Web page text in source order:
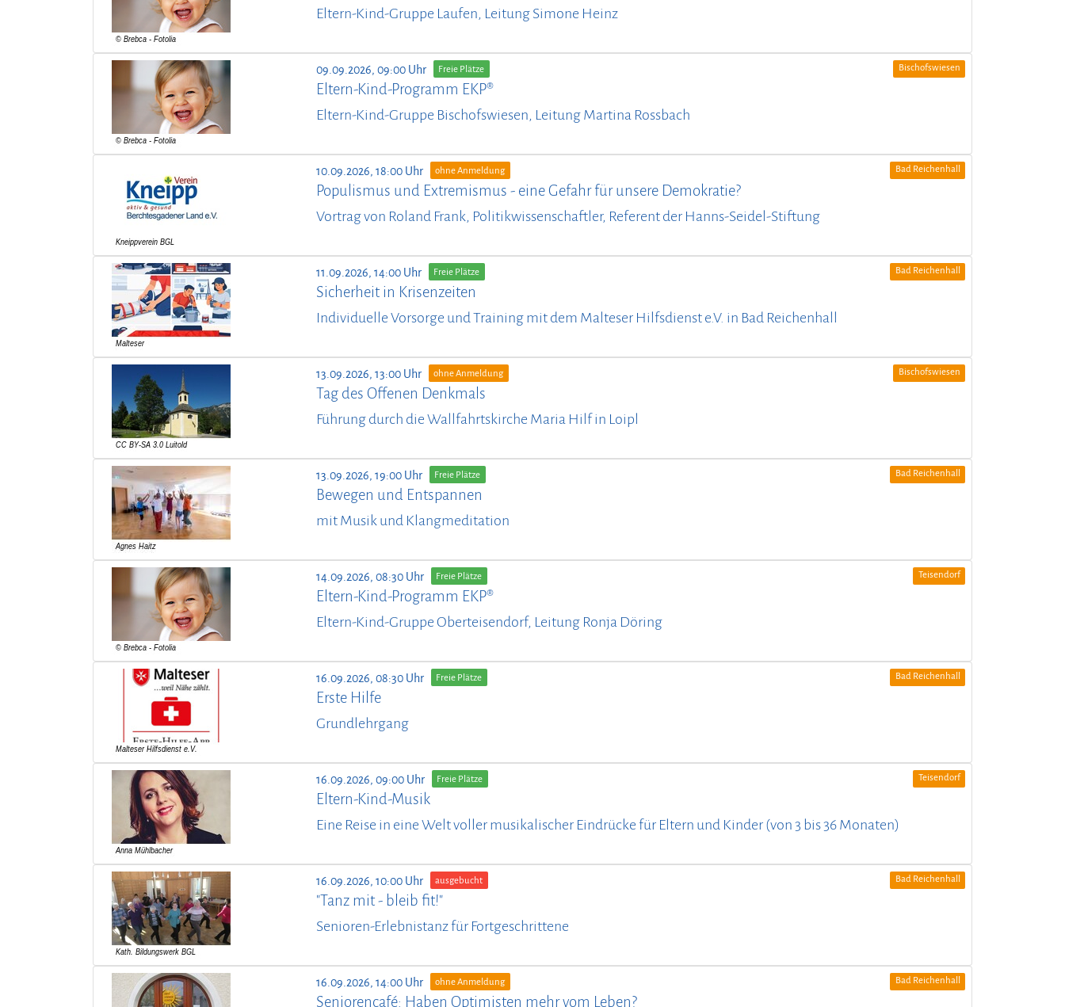
Eltern-Kind-Gruppe Laufen, Leitung Simone Heinz
09.09.2026, 09:00 Uhr Freie Plätze Bischofswiesen
Eltern-Kind-Programm EKP®
Eltern-Kind-Gruppe Bischofswiesen, Leitung Martina Rossbach
10.09.2026, 18:00 Uhr ohne Anmeldung Bad Reichenhall
Populismus und Extremismus - eine Gefahr für unsere Demokratie?
Vortrag von Roland Frank, Politikwissenschaftler, Referent der Hanns-Seidel-Stiftung
11.09.2026, 14:00 Uhr Freie Plätze Bad Reichenhall
Sicherheit in Krisenzeiten
Individuelle Vorsorge und Training mit dem Malteser Hilfsdienst e.V. in Bad Reichenhall
13.09.2026, 13:00 Uhr ohne Anmeldung Bischofswiesen
Tag des Offenen Denkmals
Führung durch die Wallfahrtskirche Maria Hilf in Loipl
13.09.2026, 19:00 Uhr Freie Plätze Bad Reichenhall
Bewegen und Entspannen
mit Musik und Klangmeditation
14.09.2026, 08:30 Uhr Freie Plätze Teisendorf
Eltern-Kind-Programm EKP®
Eltern-Kind-Gruppe Oberteisendorf, Leitung Ronja Döring
16.09.2026, 08:30 Uhr Freie Plätze Bad Reichenhall
Erste Hilfe
Grundlehrgang
16.09.2026, 09:00 Uhr Freie Plätze Teisendorf
Eltern-Kind-Musik
Eine Reise in eine Welt voller musikalischer Eindrücke für Eltern und Kinder (von 3 bis 36 Monaten)
16.09.2026, 10:00 Uhr ausgebucht Bad Reichenhall
"Tanz mit - bleib fit!"
Senioren-Erlebnistanz für Fortgeschrittene
16.09.2026, 14:00 Uhr ohne Anmeldung Bad Reichenhall
Seniorencafé: Haben Optimisten mehr vom Leben?